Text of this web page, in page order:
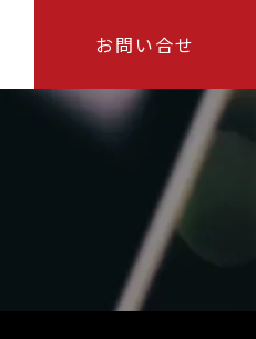
お問い合せ